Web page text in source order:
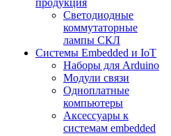
продукция
Светодиодные
коммутаторные
лампы СКЛ
Системы Embedded и IoT
Наборы для Arduino
Модули связи
Одноплатные
компьютеры
Аксессуары к
системам embedded